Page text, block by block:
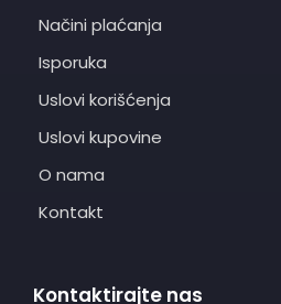
Načini plaćanja
Isporuka
Uslovi korišćenja
Uslovi kupovine
O nama
Kontakt
Kontaktirajte nas